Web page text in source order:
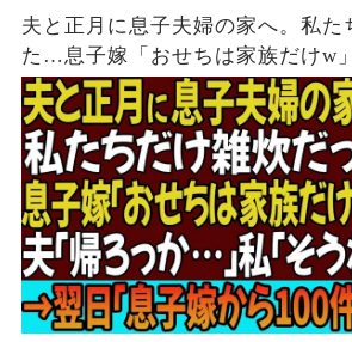
夫と正月に息子夫婦の家へ。私た
た…息子嫁「おせちは家族だけw
か…」私「そうね」→翌日、息子
電が…